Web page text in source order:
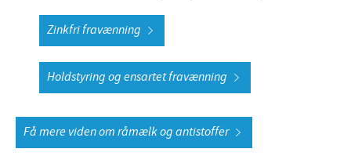
Zinkfri fravænning
Holdstyring og ensartet fravænning
Få mere viden om råmælk og antistoffer